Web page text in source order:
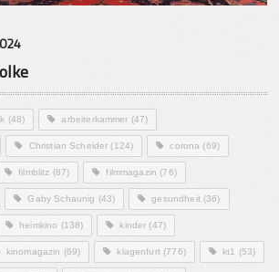
(48) arbeiterkammer (47)
Christian Scheider (124) corona (69)
filmblitz (87) filmmagazin (76)
Gaby Schaunig (43) gesundheit(36)
heimkino (138) kinder (47)
kinomagazin (69) klagenfurt(776) kt1 (53)